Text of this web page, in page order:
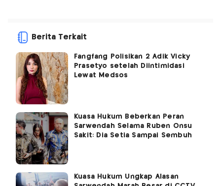
Berita Terkait
Fangfang Polisikan 2 Adik Vicky
Prasetyo setelah Diintimidasi
Lewat Medsos
Kuasa Hukum Beberkan Peran
Sarwendah Selama Ruben Onsu
Sakit: Dia Setia Sampai Sembuh
Kuasa Hukum Ungkap Alasan